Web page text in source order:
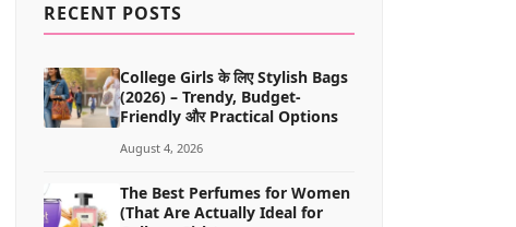
RECENT POSTS
College Girls के लिए Stylish Bags
(2026) – Trendy, Budget-
Friendly और Practical Options
August 4, 2026
The Best Perfumes for Women
(That Are Actually Ideal for